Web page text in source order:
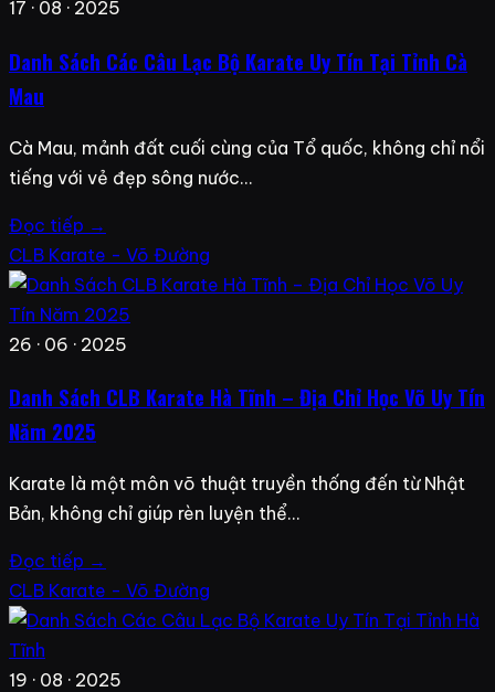
17 · 08 · 2025
Danh Sách Các Câu Lạc Bộ Karate Uy Tín Tại Tỉnh Cà
Mau
Cà Mau, mảnh đất cuối cùng của Tổ quốc, không chỉ nổi
tiếng với vẻ đẹp sông nước…
Đọc tiếp →
CLB Karate - Võ Đường
26 · 06 · 2025
Danh Sách CLB Karate Hà Tĩnh – Địa Chỉ Học Võ Uy Tín
Năm 2025
Karate là một môn võ thuật truyền thống đến từ Nhật
Bản, không chỉ giúp rèn luyện thể…
Đọc tiếp →
CLB Karate - Võ Đường
19 · 08 · 2025